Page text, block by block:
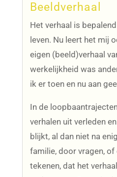
Beeldverhaal
Het verhaal is
leven. Nu leert het mij
eigen (beeld)verhaal
werkelijkheid was
ik er toen en nu aan
In de
verhalen uit verleden
blijkt, al dan niet na
familie, door vragen,
tekenen, dat het